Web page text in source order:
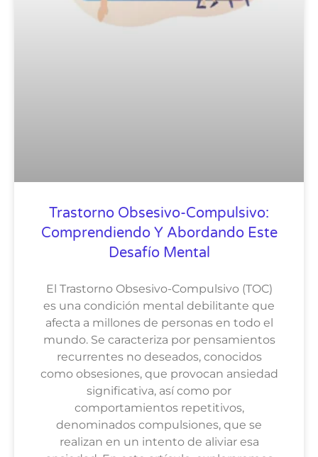
Trastorno Obsesivo-Compulsivo:
Comprendiendo Y Abordando Este
Desafío Mental
El Trastorno Obsesivo-Compulsivo (TOC)
es una condición mental debilitante que
afecta a millones de personas en todo el
mundo. Se caracteriza por pensamientos
recurrentes no deseados, conocidos
como obsesiones, que provocan ansiedad
significativa, así como por
comportamientos repetitivos,
denominados compulsiones, que se
realizan en un intento de aliviar esa